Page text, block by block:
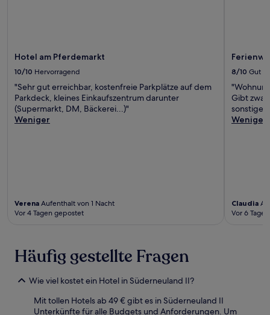
Hotel am Pferdemarkt
10/10 Hervorragend
"Sehr gut erreichbar, kostenfreie Parkplätze auf dem
Parkdeck, kleines Einkaufszentrum darunter
(Supermarkt, DM, Bäckerei...)"
Weniger
Verena Aufenthalt von 1 Nacht
Vor 4 Tagen gepostet
8/10 Gut
Gibt zwar
Weniger
Claudia
Vor 6
Häufig gestellte Fragen
Wie viel kostet ein Hotel in Süderneuland II?
Mit tollen Hotels ab 49 € gibt es in Süderneuland II
Unterkünfte für alle Budgets und Anforderungen. Um